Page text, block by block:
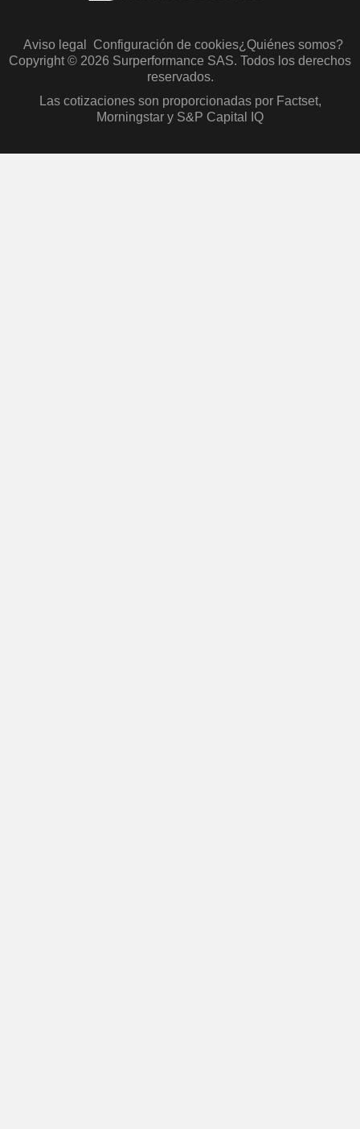
Aviso legal Configuración de cookies¿Quiénes somos?
Copyright © 2026 Surperformance SAS. Todos los derechos
reservados.
Las cotizaciones son proporcionadas por Factset,
Morningstar y S&P Capital IQ